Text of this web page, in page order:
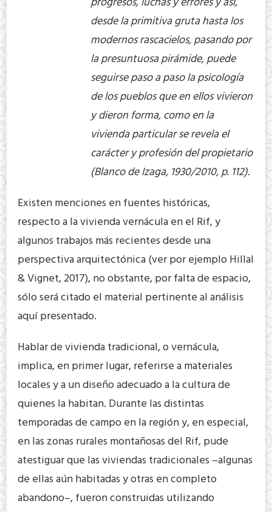
desde la primitiva gruta hasta los
modernos rascacielos, pasando por
la presuntuosa pirámide, puede
seguirse paso a paso la psicología
de los pueblos que en ellos vivieron
y dieron forma, como en la
vivienda particular se revela el
carácter y profesión del propietario
(Blanco de Izaga, 1930/2010, p. 112).
Existen menciones en fuentes históricas,
respecto a la vivienda vernácula en el Rif, y
algunos trabajos más recientes desde una
perspectiva arquitectónica (ver por ejemplo Hillal
& Vignet, 2017), no obstante, por falta de espacio,
sólo será citado el material pertinente al análisis
aquí presentado.
Hablar de vivienda tradicional, o vernácula,
implica, en primer lugar, referirse a materiales
locales y a un diseño adecuado a la cultura de
quienes la habitan. Durante las distintas
temporadas de campo en la región y, en especial,
en las zonas rurales montañosas del Rif, pude
atestiguar que las viviendas tradicionales –algunas
de ellas aún habitadas y otras en completo
abandono–, fueron construidas utilizando